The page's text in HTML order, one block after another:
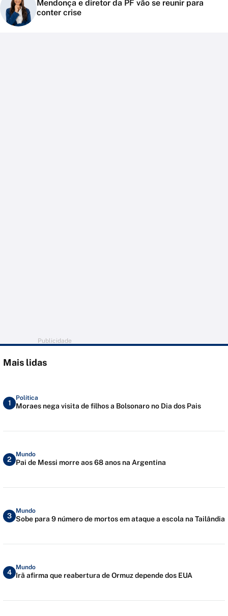
Mendonça e diretor da PF vão se reunir para
conter crise
Publicidade
Mais lidas
1
Política
Moraes nega visita de filhos a Bolsonaro no Dia dos Pais
2
Mundo
Pai de Messi morre aos 68 anos na Argentina
3
Mundo
Sobe para 9 número de mortos em ataque a escola na Tailândia
4
Mundo
Irã afirma que reabertura de Ormuz depende dos EUA